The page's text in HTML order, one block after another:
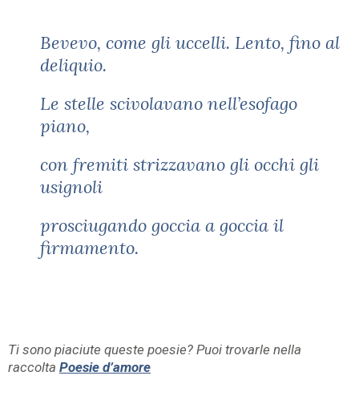
Bevevo, come gli uccelli. Lento, fino al
deliquio.
Le stelle scivolavano nell’esofago
piano,
con fremiti strizzavano gli occhi gli
usignoli
prosciugando goccia a goccia il
firmamento.
Ti sono piaciute queste poesie? Puoi trovarle nella
raccolta Poesie d’amore